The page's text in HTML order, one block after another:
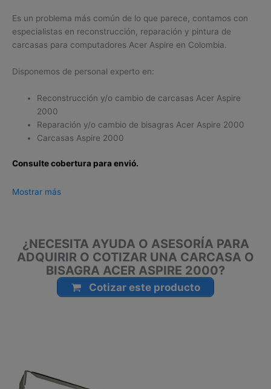
Es un problema más común de lo que parece, contamos con
especialistas en reconstrucción, reparación y pintura de
carcasas para computadores Acer Aspire en Colombia.
Disponemos de personal experto en:
Reconstrucción y/o cambio de carcasas Acer Aspire
2000
Reparación y/o cambio de bisagras Acer Aspire 2000
Carcasas Aspire 2000
Consulte cobertura para envió.
Leticia, Medellín, Arauca, Barranquilla, Cartagena, Tunja,
Armenia, Pereira, San Andrés, Bucaramanga, Sincelejo,
Ibagué, Cali, Mitú, Puerto Carreño.
Mostrar más
¿NECESITA AYUDA O ASESORÍA PARA
ADQUIRIR O COTIZAR UNA CARCASA O
BISAGRA ACER ASPIRE 2000?
Cotizar este producto